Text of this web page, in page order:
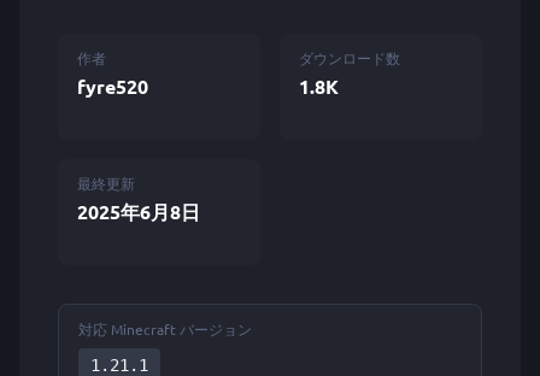
作者
fyre520
ダウンロード数
1.8K
最終更新
2025年6月8日
対応 Minecraft バージョン
1.21.1